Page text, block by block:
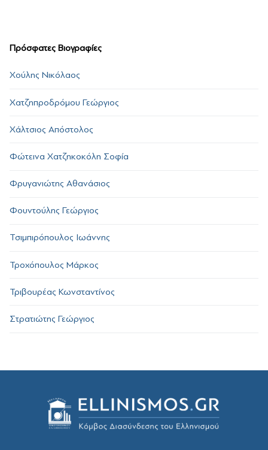
Πρόσφατες Βιογραφίες
Χούλης Νικόλαος
Χατζηπροδρόμου Γεώργιος
Χάλτσιος Απόστολος
Φώτεινα Χατζηκοκόλη Σοφία
Φρυγανιώτης Αθανάσιος
Φουντούλης Γεώργιος
Τσιμπιρόπουλος Ιωάννης
Τροχόπουλος Μάρκος
Τριβουρέας Κωνσταντίνος
Στρατιώτης Γεώργιος